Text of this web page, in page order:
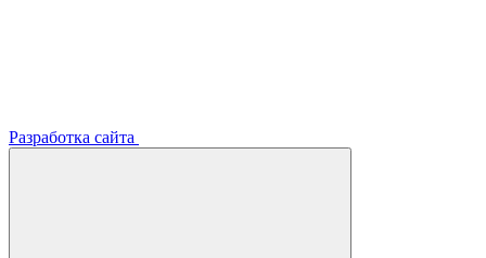
Разработка сайта